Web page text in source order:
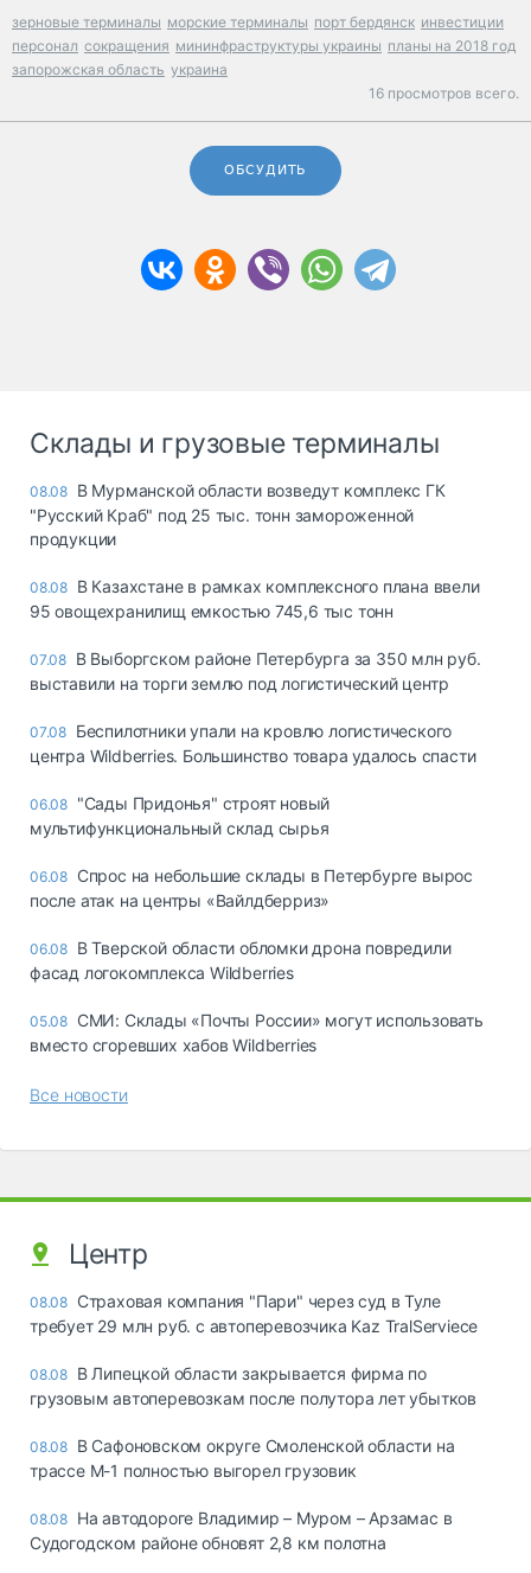
зерновые терминалы морские терминалы порт бердянск инвестиции
персонал сокращения мининфраструктуры украины планы на 2018 год
запорожская область украина
16 просмотров всего.
ОБСУДИТЬ
Склады и грузовые терминалы
08.08 В Мурманской области возведут комплекс ГК
"Русский Краб" под 25 тыс. тонн замороженной
продукции
08.08 В Казахстане в рамках комплексного плана ввели
95 овощехранилищ емкостью 745,6 тыс тонн
07.08 В Выборгском районе Петербурга за 350 млн руб.
выставили на торги землю под логистический центр
07.08 Беспилотники упали на кровлю логистического
центра Wildberries. Большинство товара удалось спасти
06.08 "Сады Придонья" строят новый
мультифункциональный склад сырья
06.08 Спрос на небольшие склады в Петербурге вырос
после атак на центры «Вайлдберриз»
06.08 В Тверской области обломки дрона повредили
фасад логокомплекса Wildberries
05.08 СМИ: Склады «Почты России» могут использовать
вместо сгоревших хабов Wildberries
Все новости
Центр
08.08 Страховая компания "Пари" через суд в Туле
требует 29 млн руб. с автоперевозчика Kaz TralServiece
08.08 В Липецкой области закрывается фирма по
грузовым автоперевозкам после полутора лет убытков
08.08 В Сафоновском округе Смоленской области на
трассе М-1 полностью выгорел грузовик
08.08 На автодороге Владимир – Муром – Арзамас в
Судогодском районе обновят 2,8 км полотна